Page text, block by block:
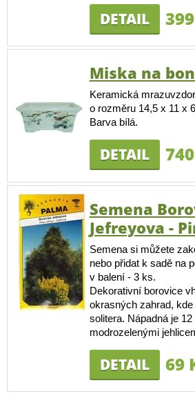
DETAIL
Miska na
Keramická
o rozměru 14,5 x 11 x
Barva bílá.
DETAIL
Semena
Jefreyova -
Semena si můžete
nebo přidat k sadě na
v balení - 3 ks.
Dekorativní borovice
okrasných zahrad,
solitera. Nápadná je
modrozelenými
DETAIL 69